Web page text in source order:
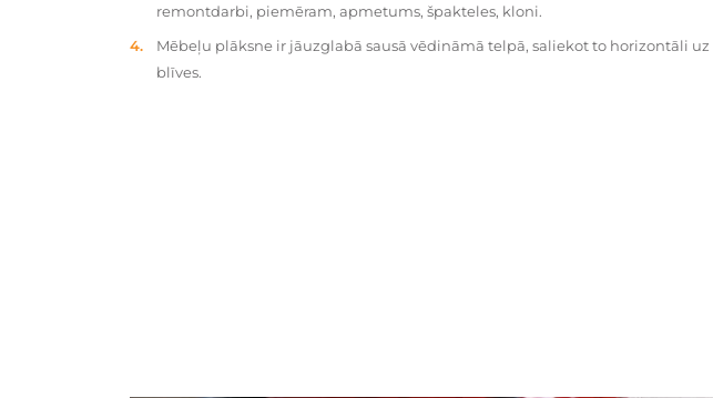
remontdarbi, piemēram, apmetums, špakteles, kloni.
Mēbeļu plāksne ir jāuzglabā sausā vēdināmā telpā, saliekot to horizontāli uz
blīves.